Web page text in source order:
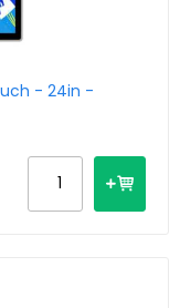
- 24in -